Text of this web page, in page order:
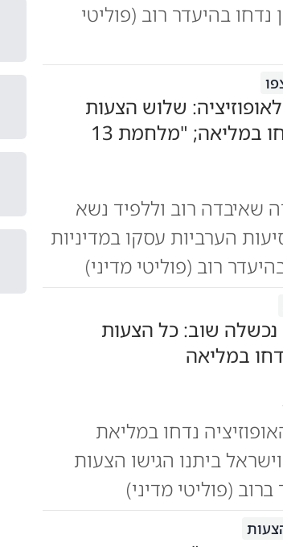
בהיעדר רוב (פוליטי
שלוש הצעות
אי-אמון נדחו במליאה; "מלחמת 13
שאיבדה רוב וללפיד נשא
הערביות עסקו במדיניות
רוב (פוליטי מדיני)
נכשלה שוב: כל הצעות
במליאה
נדחו במליאת
ביתנו הגישו הצעות
(פוליטי מדיני)